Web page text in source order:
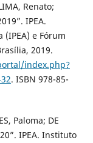
Renato;
IPEA.
e Fórum
2019.
index.php?
. ISBN 978-85-
Paloma; DE
IPEA. Instituto